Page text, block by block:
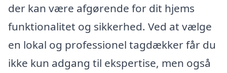
der kan være afgørende for dit hjems
funktionalitet og sikkerhed. Ved at vælge
en lokal og professionel tagdækker får du
ikke kun adgang til ekspertise, men også